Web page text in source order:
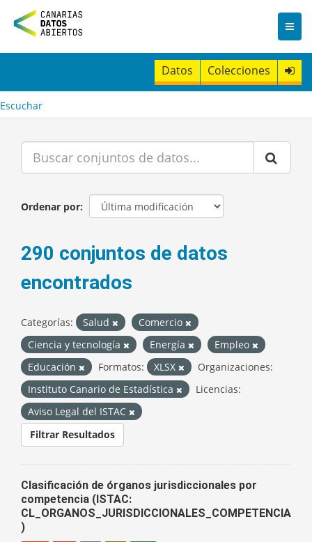
n
t
Datos Colecciones
Escuchar
Ordenar por
290 conjuntos de datos
encontrados
Categorías: Salud
Comercio
Ciencia y tecnología
Energía
Empleo
Educación
Formatos: XLSX
Organizaciones:
Instituto Canario de Estadística
Licencias:
Aviso Legal del ISTAC
Filtrar Resultados
Clasificación de órganos jurisdiccionales por
competencia (ISTAC:
CL_ORGANOS_JURISDICCIONALES_COMPETENCIA
)